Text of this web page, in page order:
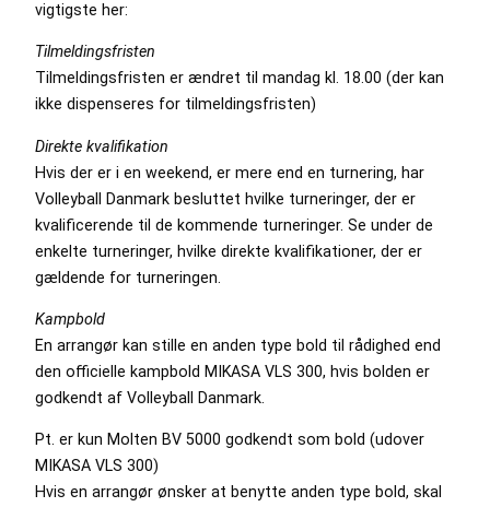
vigtigste her:
Tilmeldingsfristen
Tilmeldingsfristen er ændret til mandag kl. 18.00 (der kan
ikke dispenseres for tilmeldingsfristen)
Direkte kvalifikation
Hvis der er i en weekend, er mere end en turnering, har
Volleyball Danmark besluttet hvilke turneringer, der er
kvalificerende til de kommende turneringer. Se under de
enkelte turneringer, hvilke direkte kvalifikationer, der er
gældende for turneringen.
Kampbold
En arrangør kan stille en anden type bold til rådighed end
den officielle kampbold MIKASA VLS 300, hvis bolden er
godkendt af Volleyball Danmark.
Pt. er kun Molten BV 5000 godkendt som bold (udover
MIKASA VLS 300)
Hvis en arrangør ønsker at benytte anden type bold, skal